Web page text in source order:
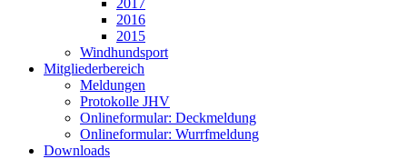
2017
2016
2015
Windhundsport
Mitgliederbereich
Meldungen
Protokolle JHV
Onlineformular: Deckmeldung
Onlineformular: Wurrfmeldung
Downloads